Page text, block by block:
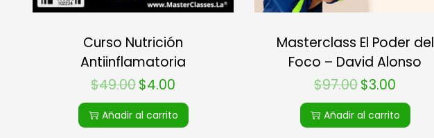
Curso Nutrición
Antiinflamatoria
$49.00$4.00
Añadir al carrito
Masterclass El Poder del
Foco – David Alonso
$97.00$3.00
Añadir al carrito